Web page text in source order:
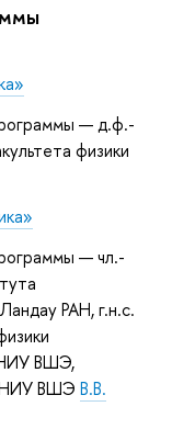
— д.ф.-
физики
— чл.-
РАН, г.н.с.
НИУ ВШЭ,
НИУ ВШЭ В.В.